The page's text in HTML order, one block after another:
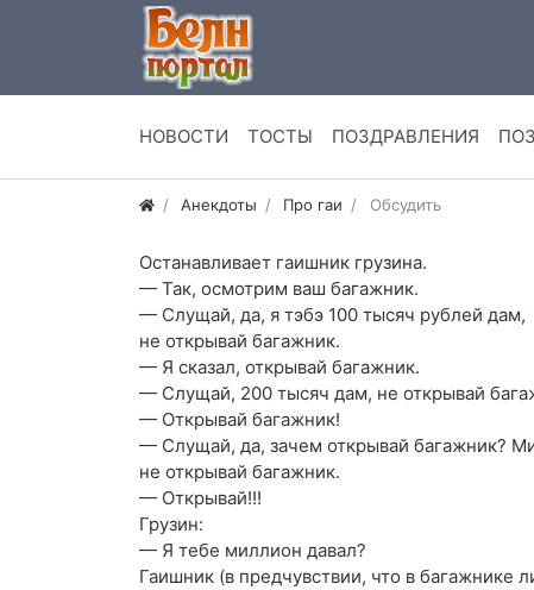
НОВОСТИ ТОСТЫ ПОЗДРАВЛЕНИЯ
Анекдоты Про гаи Обсудить
Останавливает гаишник грузина.
— Так, осмотрим ваш багажник.
— Слущай, да, я тэбэ 100 тысяч рублей дам,
не открывай багажник.
— Я сказал, открывай багажник.
— Слущай, 200 тысяч дам, не открывай
— Открывай багажник!
— Слущай, да, зачем открывай багажник?
не открывай багажник.
— Открывай!!!
Грузин:
— Я тебе миллион давал?
Гаишник (в предчувствии, что в багажнике